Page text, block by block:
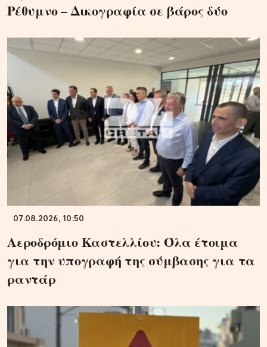
Ρέθυμνο – Δικογραφία σε βάρος δύο
07.08.2026, 10:50
Αεροδρόμιο Καστελλίου: Όλα έτοιμα
για την υπογραφή της σύμβασης για τα
ραντάρ